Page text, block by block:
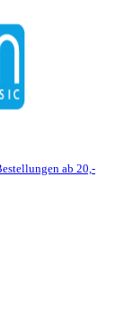
ab 20,-